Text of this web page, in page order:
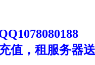
值，租服务器